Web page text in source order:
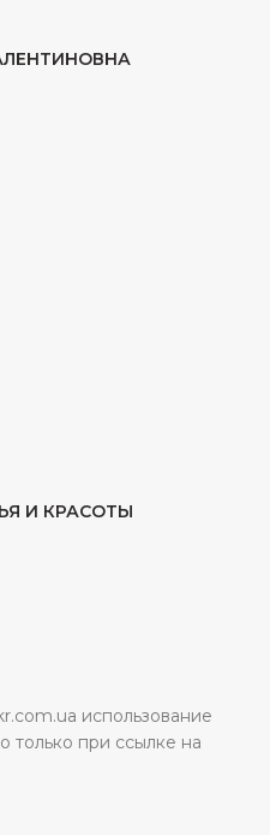
И КРАСОТЫ
использование
только при ссылке на